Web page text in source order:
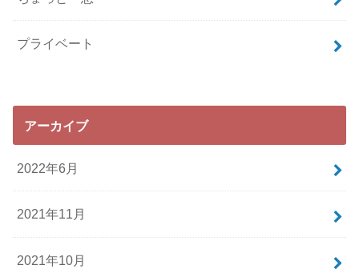
プライベート
アーカイブ
2022年6月
2021年11月
2021年10月